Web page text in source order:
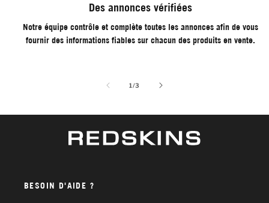
Des annonces vérifiées
Notre équipe contrôle et complète toutes les annonces afin de vous
fournir des informations fiables sur chacun des produits en vente.
1/de
3
BESOIN D'AIDE ?